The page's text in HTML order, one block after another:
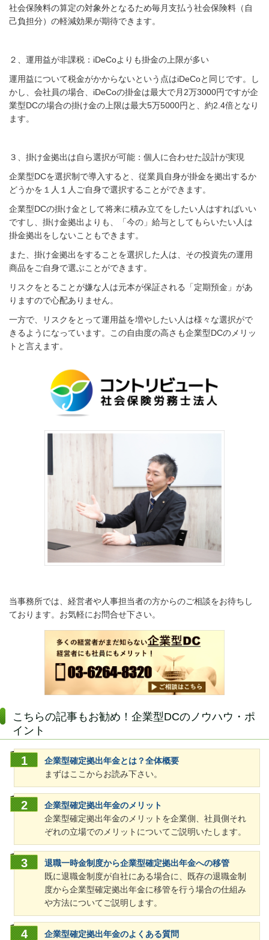
社会保険料の算定の対象外となるため毎月支払う社会保険料（自
己負担分）の軽減効果が期待できます。
２、運用益が非課税：iDeCoよりも掛金の上限が多い
運用益について税金がかからないという点はiDeCoと同じです。し
かし、会社員の場合、iDeCoの掛金は最大で月2万3000円ですが企
業型DCの場合の掛け金の上限は最大5万5000円と、約2.4倍となり
ます。
３、掛け金拠出は自ら選択が可能：個人に合わせた設計が実現
企業型DCを選択制で導入すると、従業員自身が掛金を拠出するか
どうかを１人１人ご自身で選択することができます。
企業型DCの掛け金として将来に積み立てをしたい人はすればいい
ですし、掛け金拠出よりも、「今の」給与としてもらいたい人は
掛金拠出をしないこともできます。
また、掛け金拠出をすることを選択した人は、その投資先の運用
商品をご自身で選ぶことができます。
リスクをとることが嫌な人は元本が保証される「定期預金」があ
りますので心配ありません。
一方で、リスクをとって運用益を増やしたい人は様々な選択がで
きるようになっています。この自由度の高さも企業型DCのメリッ
トと言えます。
当事務所では、経営者や人事担当者の方からのご相談をお待ちし
ております。お気軽にお問合せ下さい。
こちらの記事もお勧め！企業型DCのノウハウ・ポ
イント
企業型確定拠出年金とは？全体概要
まずはここからお読み下さい。
企業型確定拠出年金のメリット
企業型確定拠出年金のメリットを企業側、社員側それ
ぞれの立場でのメリットについてご説明いたします。
退職一時金制度から企業型確定拠出年金への移管
既に退職金制度が自社にある場合に、既存の退職金制
度から企業型確定拠出年金に移管を行う場合の仕組み
や方法についてご説明します。
企業型確定拠出年金のよくある質問